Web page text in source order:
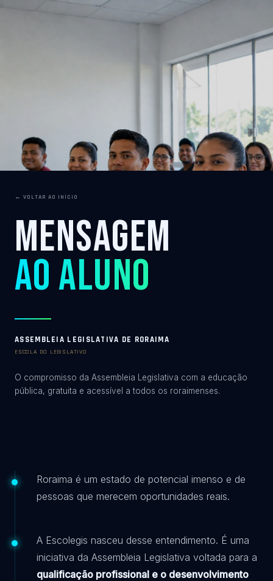
← VOLTAR AO INÍCIO
Mensagem
AO ALUNO
ASSEMBLEIA LEGISLATIVA DE RORAIMA
ESCOLA DO LEGISLATIVO
O compromisso da Assembleia Legislativa com a educação
pública, gratuita e acessível a todos os roraimenses.
Roraima é um estado de potencial imenso e de
pessoas que merecem oportunidades reais.
A Escolegis nasceu desse entendimento. É uma
iniciativa da Assembleia Legislativa voltada para a
qualificação profissional e o desenvolvimento